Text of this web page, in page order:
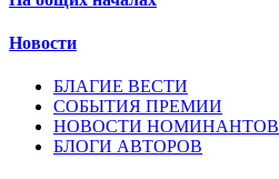
Новости
БЛАГИЕ ВЕСТИ
СОБЫТИЯ ПРЕМИИ
НОВОСТИ НОМИНАНТОВ
БЛОГИ АВТОРОВ